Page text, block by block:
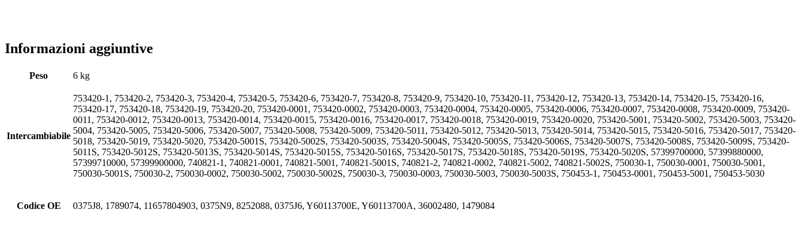
Informazioni aggiuntive
Peso 6 kg
Intercambiabile
753420-1, 753420-2, 753420-3, 753420-4, 753420-5, 753420-6, 753420-7, 753420-8, 753420-9, 753420-10, 753420-11, 753420-12, 753420-13, 753420-14, 753420-15, 753420-16,
753420-17, 753420-18, 753420-19, 753420-20, 753420-0001, 753420-0002, 753420-0003, 753420-0004, 753420-0005, 753420-0006, 753420-0007, 753420-0008, 753420-0009, 753420-
0011, 753420-0012, 753420-0013, 753420-0014, 753420-0015, 753420-0016, 753420-0017, 753420-0018, 753420-0019, 753420-0020, 753420-5001, 753420-5002, 753420-5003, 753420-
5004, 753420-5005, 753420-5006, 753420-5007, 753420-5008, 753420-5009, 753420-5011, 753420-5012, 753420-5013, 753420-5014, 753420-5015, 753420-5016, 753420-5017, 753420-
5018, 753420-5019, 753420-5020, 753420-5001S, 753420-5002S, 753420-5003S, 753420-5004S, 753420-5005S, 753420-5006S, 753420-5007S, 753420-5008S, 753420-5009S, 753420-
5011S, 753420-5012S, 753420-5013S, 753420-5014S, 753420-5015S, 753420-5016S, 753420-5017S, 753420-5018S, 753420-5019S, 753420-5020S, 57399700000, 57399880000,
57399710000, 57399900000, 740821-1, 740821-0001, 740821-5001, 740821-5001S, 740821-2, 740821-0002, 740821-5002, 740821-5002S, 750030-1, 750030-0001, 750030-5001,
750030-5001S, 750030-2, 750030-0002, 750030-5002, 750030-5002S, 750030-3, 750030-0003, 750030-5003, 750030-5003S, 750453-1, 750453-0001, 750453-5001, 750453-5030
Codice OE 0375J8, 1789074, 11657804903, 0375N9, 8252088, 0375J6, Y60113700E, Y60113700A, 36002480, 1479084